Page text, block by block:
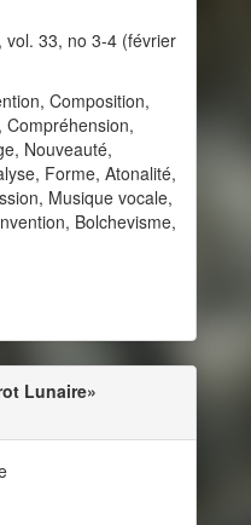
vol. 33, no 3-4 (février
Composition,
Compréhension,
Nouveauté,
Forme, Atonalité,
Musique vocale,
Bolchevisme,
Lunaire»